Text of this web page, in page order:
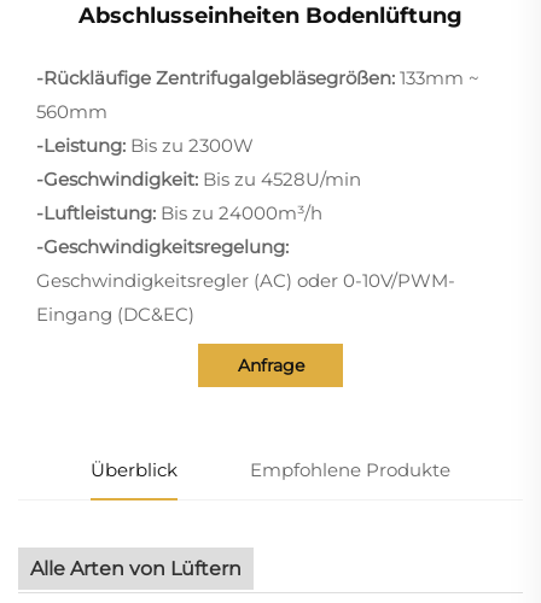
Abschlusseinheiten Bodenlüftung
-Rückläufige Zentrifugalgebläsegrößen: 133mm ~
560mm
-Leistung: Bis zu 2300W
-Geschwindigkeit: Bis zu 4528U/min
-Luftleistung: Bis zu 24000m³/h
-Geschwindigkeitsregelung:
Geschwindigkeitsregler (AC) oder 0-10V/PWM-
Eingang (DC&EC)
Anfrage
Überblick Empfohlene Produkte
Alle Arten von Lüftern